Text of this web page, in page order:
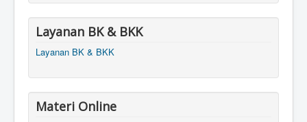
Layanan BK & BKK
Layanan BK & BKK
Materi Online